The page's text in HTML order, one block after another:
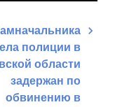
полиции в
области
задержан по
обвинению в